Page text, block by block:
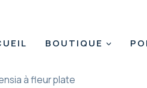
BOUTIQUE
à fleur plate